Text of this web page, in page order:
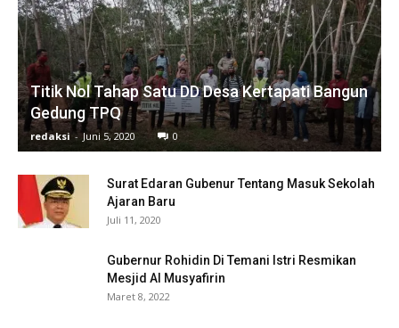
Titik Nol Tahap Satu DD Desa Kertapati Bangun
Gedung TPQ
redaksi - Juni 5, 2020 0
Surat Edaran Gubenur Tentang Masuk Sekolah
Ajaran Baru
Juli 11, 2020
Gubernur Rohidin Di Temani Istri Resmikan
Mesjid Al Musyafirin
Maret 8, 2022